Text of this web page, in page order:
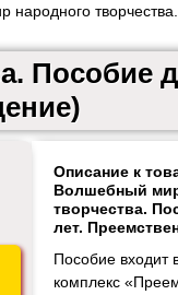
Пособие
Описание к
Волшебный
творчества.
лет.
Пособие входит
комплекс